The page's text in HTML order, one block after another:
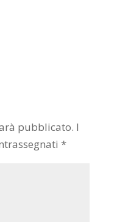
pubblicato. I
*